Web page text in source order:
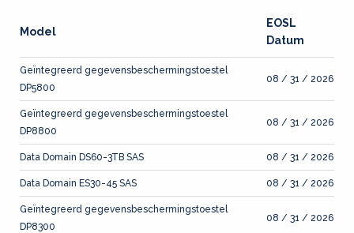
Model
EOSL
Datum
Geïntegreerd gegevensbeschermingstoestel
DP5800
08 / 31 / 2026
Geïntegreerd gegevensbeschermingstoestel
DP8800
08 / 31 / 2026
Data Domain DS60-3TB SAS 08 / 31 / 2026
Data Domain ES30-45 SAS 08 / 31 / 2026
Geïntegreerd gegevensbeschermingstoestel
DP8300
08 / 31 / 2026